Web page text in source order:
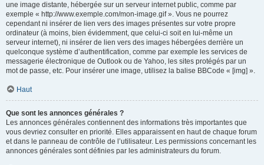
une image distante, hébergée sur un serveur internet public, comme par
exemple « http://www.exemple.com/mon-image.gif ». Vous ne pourrez
cependant ni insérer de lien vers des images présentes sur votre propre
ordinateur (à moins, bien évidemment, que celui-ci soit en lui-même un
serveur internet), ni insérer de lien vers des images hébergées derrière un
quelconque système d’authentification, comme par exemple les services de
messagerie électronique de Outlook ou de Yahoo, les sites protégés par un
mot de passe, etc. Pour insérer une image, utilisez la balise BBCode « [img] ».
Haut
Que sont les annonces générales ?
Les annonces générales contiennent des informations très importantes que
vous devriez consulter en priorité. Elles apparaissent en haut de chaque forum
et dans le panneau de contrôle de l’utilisateur. Les permissions concernant les
annonces générales sont définies par les administrateurs du forum.